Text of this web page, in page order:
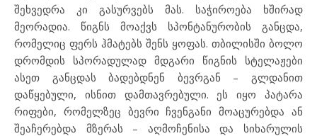
შეხვედრა კი გასურვებს მას. საჭიროება ხშირად
მეორადია. წიგნს მოაქვს სპონტანურობის განცდა,
რომელიც ფერს ჰმატებს შენს ყოფას. თბილისში ბოლო
დრომდის სპორადულად მდგარი წიგნის სტელაჟები
ასეთ განცდას ბადებდნენ ბევრგან – გლდანით
დაწყებული, ისნით დამთავრებული. ეს იყო პატარა
რიფები, რომელზეც ბევრი ჩვენგანი მოაცურებდა ან
შეაჩერებდა მზერას – აღმოჩენისა და სიხარულის